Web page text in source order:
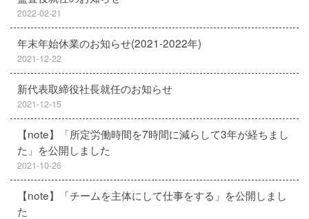
2022-02-21
年末年始休業のお知らせ(2021-2022年)
2021-12-22
新代表取締役社長就任のお知らせ
2021-12-15
【note】「所定労働時間を7時間に減らして3年が経ちまし
た」を公開しました
2021-10-26
【note】「チームを主体にして仕事をする」を公開しまし
た